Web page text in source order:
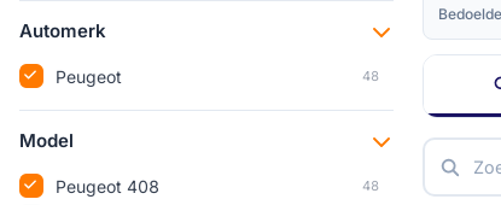
Automerk
Peugeot 48
Model
Peugeot 408 48